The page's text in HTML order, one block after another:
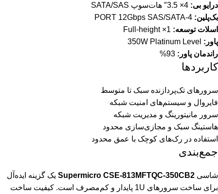
درایو بی:
بک‌پلین:
اسلات توسعه:
پاور:
راندمان پاور:
کاربردها
سرورهای تک‌پردازنده سبک تا متوسط
فایروال و سیستم‌های امنیت شبکه
سرور مانیتورینگ و مدیریت شبکه
هاستینگ سبک و مجازی‌سازی محدود
استفاده در رک‌های کوچک با عمق محدود
جمع‌بندی
شاسی Supermicro CSE-813MFTQC-350CB2 یک گزینه ایده‌آل
برای ساخت سرورهای 1U پایدار و کم‌مصرف است. کیفیت ساخت